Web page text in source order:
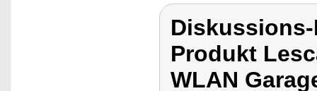
Produkt
WLAN